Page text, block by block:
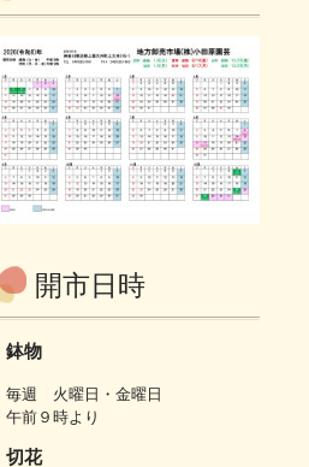
開市日時
鉢物
毎週 火曜日・金曜日
午前９時より
切花